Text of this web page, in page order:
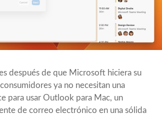
después de que Microsoft hiciera su
ya no necesitan una
para usar Outlook para Mac, un
de correo electrónico en una sólida